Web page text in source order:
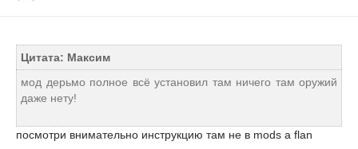
Цитата: Максим
мод дерьмо полное всё установил там ничего там оружий
даже нету!
посмотри внимательно инструкцию там не в mods а flan